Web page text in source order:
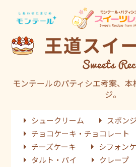
モンテールのパティシエ考案、
ジ。
シュークリーム
スポン
チョコケーキ・チョコレート
チーズケーキ
シフォン
タルト・パイ
クレープ